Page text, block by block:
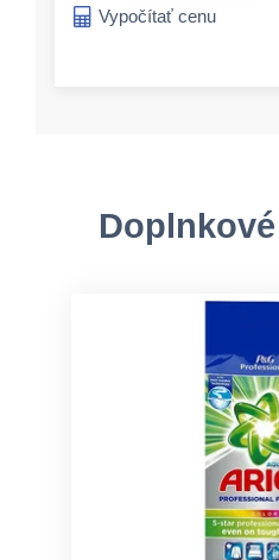
Vypočítať cenu